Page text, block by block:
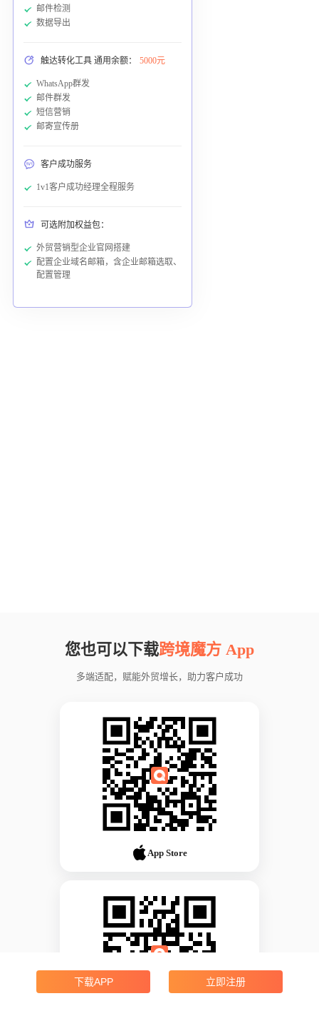
邮件检测
数据导出
触达转化工具 通用余额： 5000元
WhatsApp群发
邮件群发
短信营销
邮寄宣传册
客户成功服务
1v1客户成功经理全程服务
可选附加权益包：
外贸营销型企业官网搭建
配置企业域名邮箱，含企业邮箱选取、
配置管理
您也可以下载跨境魔方 App
多端适配，赋能外贸增长，助力客户成功
App Store
下载APP 立即注册